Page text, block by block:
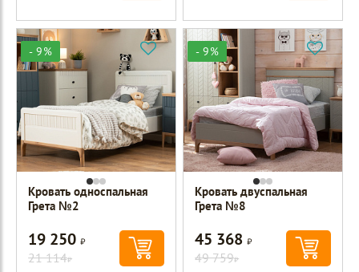
- 9%
Кровать односпальная
Грета №2
19 250Р
21 114Р
- 9%
Кровать двуспальная
Грета №8
45 368Р
49 759Р